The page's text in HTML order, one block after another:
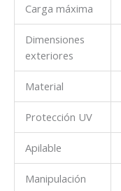
Carga máxima
Dimensiones
exteriores
Material
Protección UV
Apilable
Manipulación